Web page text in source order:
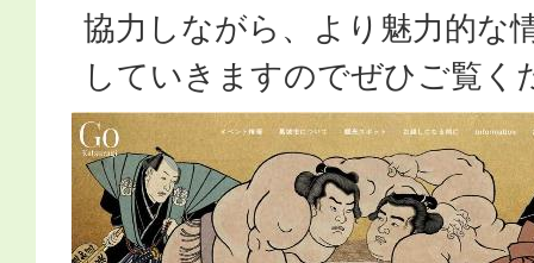
協力しながら、より魅力的な
していきますのでぜひご覧く